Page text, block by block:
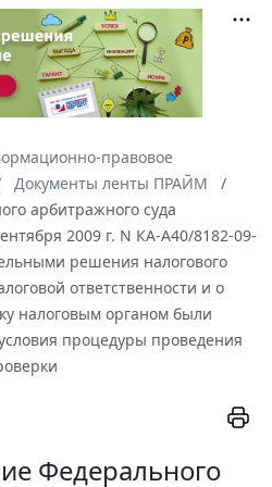
правовое
Документы ленты ПРАЙМ
арбитражного суда
2009 г. N КА-А40/8182-09-
решения налогового
ответственности и о
налоговым органом были
процедуры проведения
Федерального